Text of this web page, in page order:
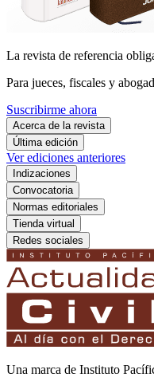
La revista de referencia
Para jueces, fiscales y
Suscribirme ahora
Acerca de la revista
Última edición
Ver ediciones anteriores
Indizaciones
Convocatoria
Normas editoriales
Tienda virtual
Redes sociales
Una marca de Instituto